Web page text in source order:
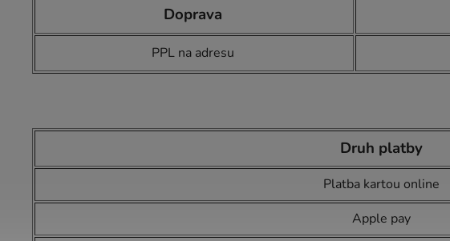
Doprava
PPL na adresu
Druh platby
Platba kartou online
Apple pay